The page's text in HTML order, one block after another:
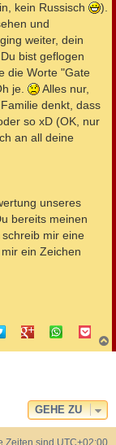
kein Russisch
).
und
weiter, dein
bist geflogen
die Worte "Gate
je.
Alles nur,
denkt, dass
so xD (OK, nur
an all deine
unseres
bereits meinen
mir eine
ein Zeichen
a
GEHE ZU